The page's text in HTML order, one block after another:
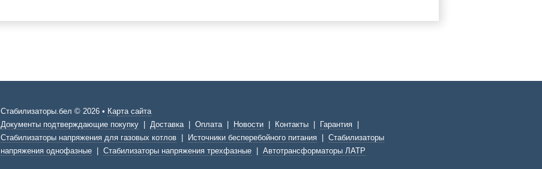
Стабилизаторы.бел © 2026 • Карта сайта
Документы подтверждающие покупку
Доставка| Оплата| Новости Контакты Гарантия
Стабилизаторы напряжения для газовых котлов
Источники бесперебойного питания
Стабилизаторы
напряжения однофазные
Стабилизаторы напряжения трехфазные Автотрансформаторы ЛАТР